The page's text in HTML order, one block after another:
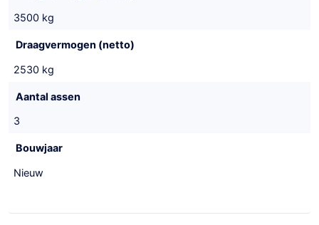
3500 kg
Draagvermogen (netto)
2530 kg
Aantal assen
3
Bouwjaar
Nieuw